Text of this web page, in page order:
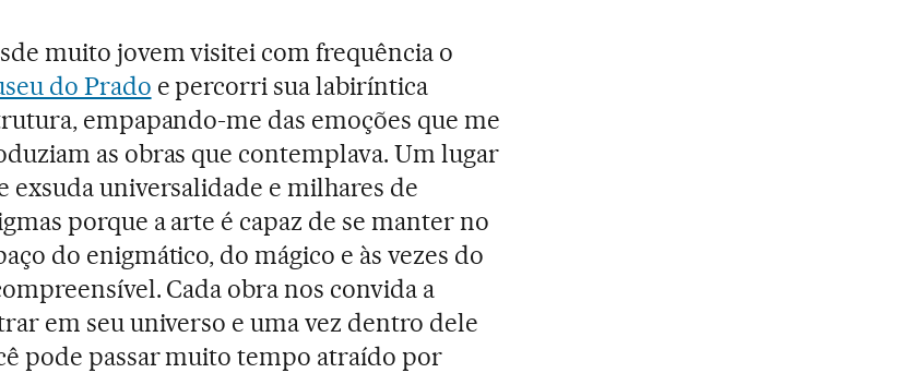
muito jovem visitei com frequência o
do Prado e percorri sua labiríntica
empapando-me das emoções que me
as obras que contemplava. Um lugar
exsuda universalidade e milhares de
porque a arte é capaz de se manter no
do enigmático, do mágico e às vezes do
Cada obra nos convida a
em seu universo e uma vez dentro dele
pode passar muito tempo atraído por